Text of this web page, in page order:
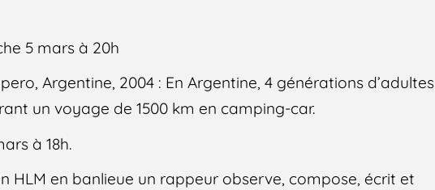
5 mars à 20h
Argentine, 2004 : En Argentine, 4 générations d’adultes
un voyage de 1500 km en camping-car.
à 18h.
HLM en banlieue un rappeur observe, compose, écrit et